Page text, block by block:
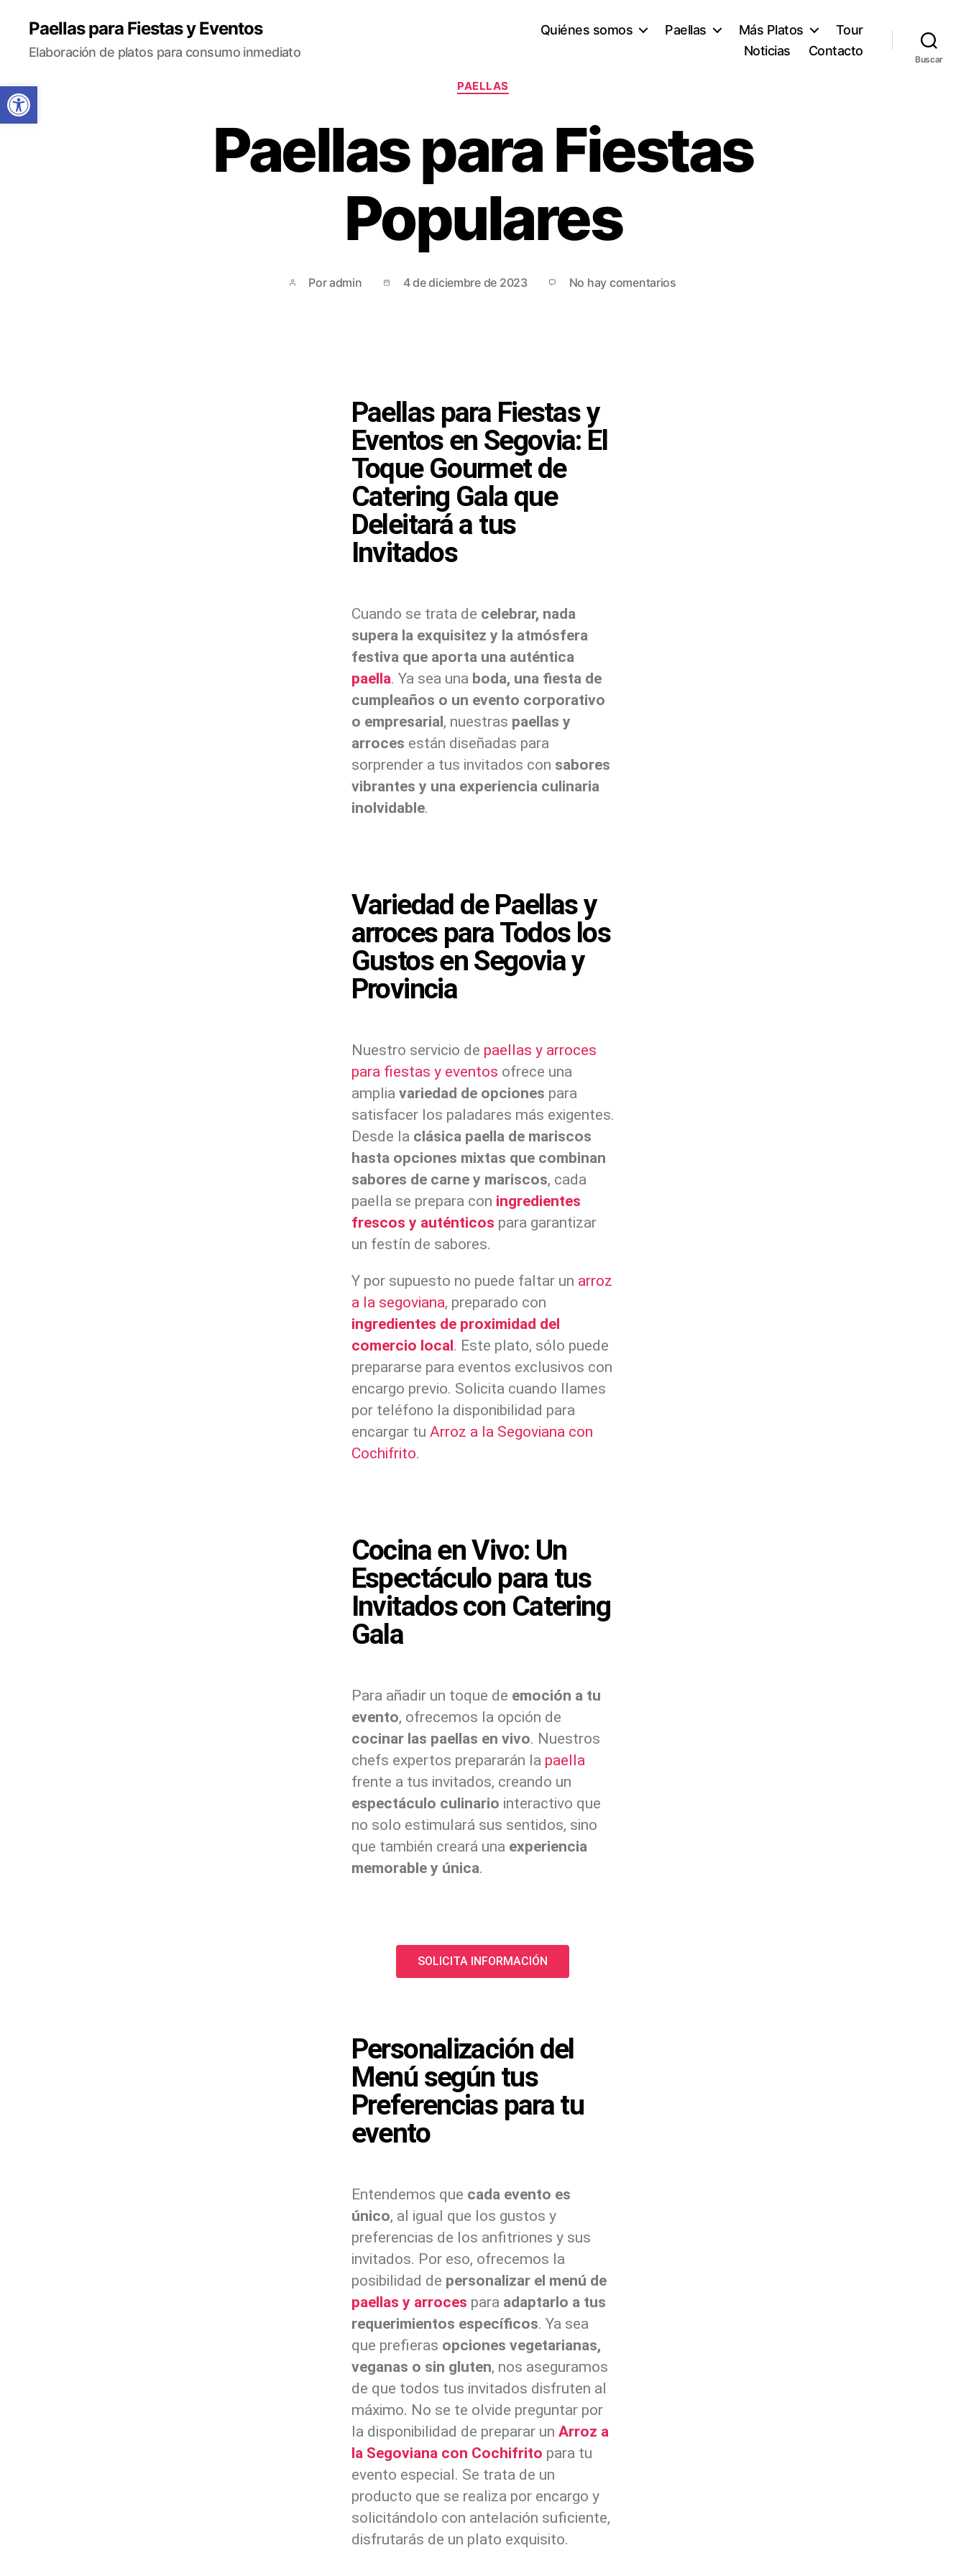
Abrir barra de herramientas
Paellas para Fiestas y Eventos
Elaboración de platos para consumo inmediato
Quiénes somos Paellas Más Platos
Tour
Noticias
Contacto
Buscar
PAELLAS
Paellas para Fiestas
Populares
Poradmin 4 de diciembre de 2023 No hay comentarios
Paellas para Fiestas y
Eventos en Segovia: El
Toque Gourmet de
Catering Gala que
Deleitará a tus
Invitados
Cuando se trata de celebrar, nada
supera la exquisitez y la atmósfera
festiva que aporta una auténtica
paella. Ya sea una boda, una fiesta de
cumpleaños o un evento corporativo
o empresarial, nuestras paellas y
arroces están diseñadas para
sorprender a tus invitados con sabores
vibrantes y una experiencia culinaria
inolvidable.
Variedad de Paellas y
arroces para Todos los
Gustos en Segovia y
Provincia
Nuestro servicio de paellas y arroces
para fiestas y eventos ofrece una
amplia variedad de opciones para
satisfacer los paladares más exigentes.
Desde la clásica paella de mariscos
hasta opciones mixtas que combinan
sabores de carne y mariscos, cada
paella se prepara con ingredientes
frescos y auténticos para garantizar
un festín de sabores.
Y por supuesto no puede faltar un arroz
a la segoviana, preparado con
ingredientes de proximidad del
comercio local. Este plato, sólo puede
prepararse para eventos exclusivos con
encargo previo. Solicita cuando llames
por teléfono la disponibilidad para
encargar tu Arroz a la Segoviana con
Cochifrito.
Cocina en Vivo: Un
Espectáculo para tus
Invitados con Catering
Gala
Para añadir un toque de emoción a tu
evento, ofrecemos la opción de
cocinar las paellas en vivo. Nuestros
chefs expertos prepararán la paella
frente a tus invitados, creando un
espectáculo culinario interactivo que
no solo estimulará sus sentidos, sino
que también creará una experiencia
memorable y única.
SOLICITA INFORMACIÓN
Personalización del
Menú según tus
Preferencias para tu
evento
Entendemos que cada evento es
único, al igual que los gustos y
preferencias de los anfitriones y sus
invitados. Por eso, ofrecemos la
posibilidad de personalizar el menú de
paellas y arroces para adaptarlo a tus
requerimientos específicos. Ya sea
que prefieras opciones vegetarianas,
veganas o sin gluten, nos aseguramos
de que todos tus invitados disfruten al
máximo. No se te olvide preguntar por
la disponibilidad de preparar un Arroz a
la Segoviana con Cochifrito para tu
evento especial. Se trata de un
producto que se realiza por encargo y
solicitándolo con antelación suficiente,
disfrutarás de un plato exquisito.